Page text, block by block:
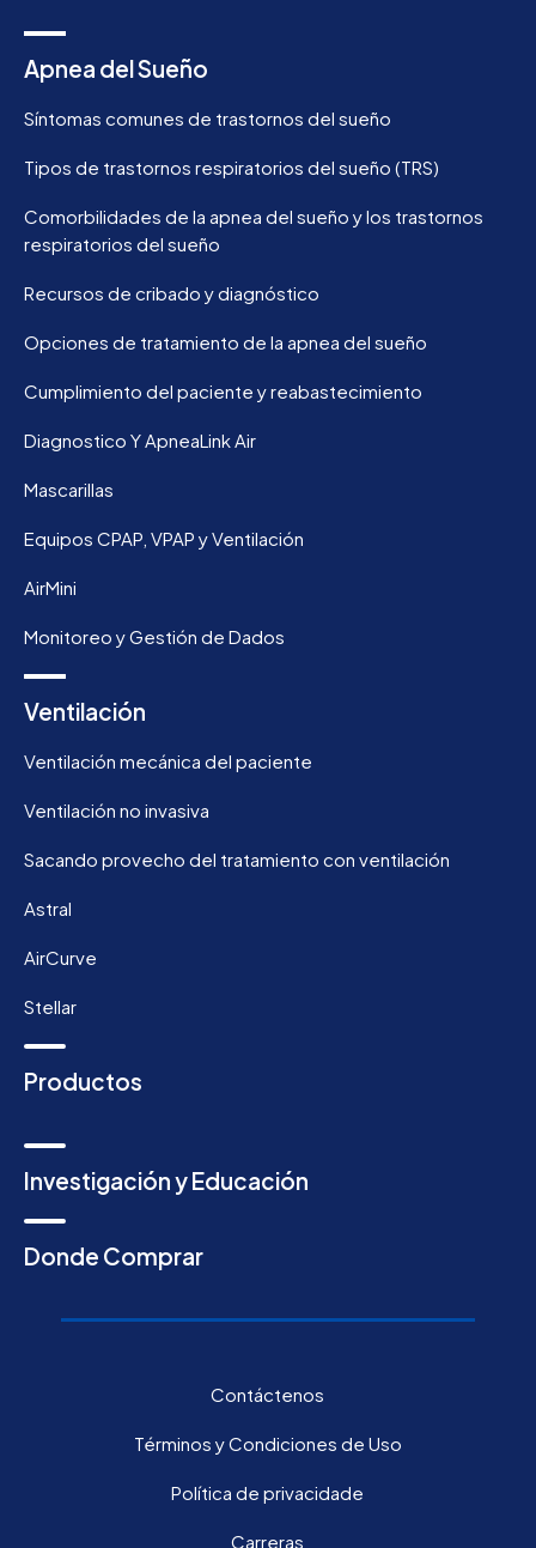
Apnea del Sueño
Síntomas comunes de trastornos del sueño
Tipos de trastornos respiratorios del sueño (TRS)
Comorbilidades de la apnea del sueño y los trastornos
respiratorios del sueño
Recursos de cribado y diagnóstico
Opciones de tratamiento de la apnea del sueño
Cumplimiento del paciente y reabastecimiento
Diagnostico Y ApneaLink Air
Mascarillas
Equipos CPAP, VPAP y Ventilación
AirMini
Monitoreo y Gestión de Dados
Ventilación
Ventilación mecánica del paciente
Ventilación no invasiva
Sacando provecho del tratamiento con ventilación
Astral
AirCurve
Stellar
Productos
Investigación y Educación
Donde Comprar
Contáctenos
Términos y Condiciones de Uso
Política de privacidade
Carreras